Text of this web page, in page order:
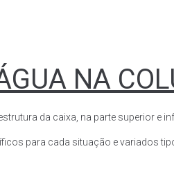
NA
da caixa, na parte superior e
para cada situação e variados